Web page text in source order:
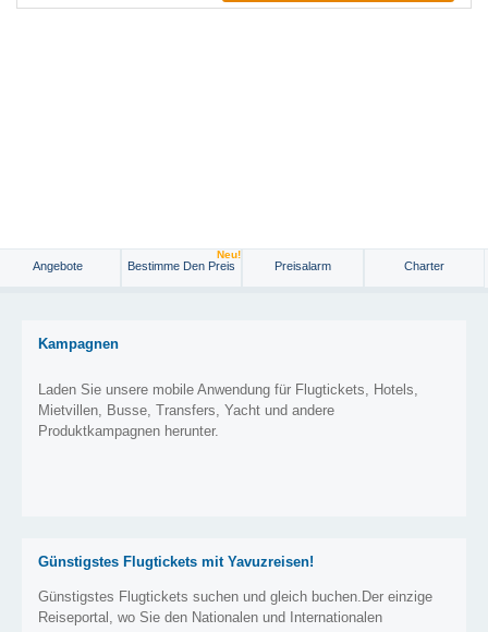
Angebote Bestimme Den Preis
Neu!
Preisalarm Charter
Kampagnen
Laden Sie unsere mobile Anwendung für Flugtickets, Hotels,
Mietvillen, Busse, Transfers, Yacht und andere
Produktkampagnen herunter.
Günstigstes Flugtickets mit Yavuzreisen!
Günstigstes Flugtickets suchen und gleich buchen.Der einzige
Reiseportal, wo Sie den Nationalen und Internationalen